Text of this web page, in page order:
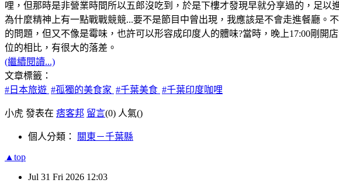
哩，但那時是非營業時間所以五郎沒吃到，於是下樓才發現早就分享過的，足以
為什麼精神上有一點戰戰競競...要不是節目中曾出現，我應該是不會走進餐廳
的問題，但又不像是霉味，也許可以形容成印度人的體味?當時，晚上17:00剛
位的相比，有很大的落差。
(繼續閱讀...)
文章標籤：
#日本旅遊 #孤獨的美食家 #千葉美食 #千葉印度咖哩
小虎 發表在 痞客邦 留言(0) 人氣()
個人分類： 關東－千葉縣
▲top
Jul 31 Fri 2026 12:03